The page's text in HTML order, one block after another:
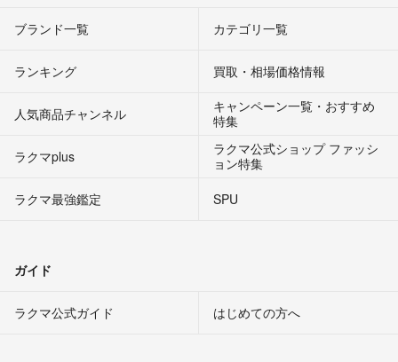
ブランド一覧 カテゴリ一覧
ランキング 買取・相場価格情報
人気商品チャンネル
キャンペーン一覧・おすすめ
特集
ラクマplus
ラクマ公式ショップ ファッシ
ョン特集
ラクマ最強鑑定
SPU
ガイド
ラクマ公式ガイド はじめての方へ